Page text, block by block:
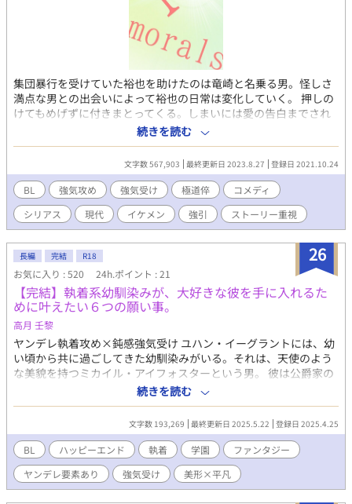
集団暴行を受けていた裕也を助けたのは竜崎と名乗る男。怪しさ
満点な男との出会いによって裕也の日常は変化していく。 押しの
けてもめげずに付きまとってくる。しまいには愛の告白までされ
た。意向に反して深まる関係にいい加減うんざりしていたある
日、聞かされたのは竜崎の生まれが極道一家だという事実だっ
た。 極道倅×フリーター／強気攻め×強気受け しょうもない男た
ちの時々バイオレンスな恋物語 ヤ〇ザはそんなに出てきません。
【作品の無断使用厳禁】 この作品はアルファポリス以外では公開
いたしておりません。 他の創作サイトや動画サイト等、記載した
二箇所以外の媒体で公開されている同一内容の作品は、文章・音
声等の表示方法に関わらず全て無断使用です。 人物像や物語の背
景、創作の意図をはじめ、無断使用によって作品のイメージが損
なわれるリスクが高いことも想定されます。 見かけても閲覧・再
生等をなさいませんよう、皆様方のご協力を頂けると幸いです。
タイトルや見出しは差し替えたうえで本編・本文に同一性が認め
らる無断使用のケースもあるため、同様にご注意くださいませ。
※10年以上前に書いていた小説のため必要に応じて修正を加えて
おりますが、登場人物や組織名等基本設定に関しては一部を除き
変更しておりません。この物語はフィクションです。実在する人
物、団体とは一切関連がありません。 ※ストーリー上、反社会的
な組織や集団に関する記述があります。暴力行為やその他の犯罪
行為を肯定する意図は一切ありません。 ※過去に書いて公開して
いた範囲は114話までです。
続きを読む
文字数 567,903 最終更新日 2023.8.27 登録日 2021.10.24
BL 強気攻め 強気受け 極道倅
コメディ
シリアス
現代 イケメン 強引 ストーリー重視
26
長編 完結 R18
お気に入り : 520 24h.ポイント : 21
【完結】執着系幼馴染みが、大好きな彼を手に入れるた
めに叶えたい６つの願い事。
高月 壬黎
ヤンデレ執着攻め×鈍感強気受け ユハン・イーグラントには、幼
い頃から共に過ごしてきた幼馴染みがいる。それは、天使のよう
な美貌を持つミカイル・アイフォスターという男。 彼は公爵家の
嫡男として、いつも穏やかな微笑みを浮かべ、凛とした立ち振舞
いをしているが、ユハンの前では違う。というのも、ミカイルは
実のところ我が儘で、傲慢な一面を併せ持ち、さらには時々様子
がおかしくなって頬を赤らめたり、ユハンの行動を制限してこよ
うとするときがあるのだ。 けれども、ユハンにとってミカイルは
大切な友達。 だから彼のことを憎らしく思うときがあっても、な
んだかんだこれまで許してきた。 だというのに、どうやらミカイ
ルの気持ちはユハンとは違うようで‥‥‥‥？ そんな中、偶然出
続きを読む
文字数 193,269 最終更新日 2025.5.22 登録日 2025.4.25
BL ハッピーエンド 執着 学園
ファンタジー
ヤンデレ要素あり
強気受け 美形×平凡